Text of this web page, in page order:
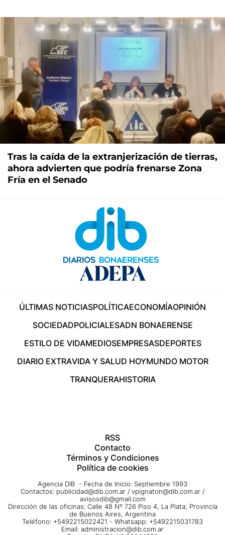
Tras la caída de la extranjerización de tierras,
ahora advierten que podría frenarse Zona
Fría en el Senado
ÚLTIMAS NOTICIASPOLÍTICAECONOMÍAOPINIÓN
SOCIEDADPOLICIALESADN BONAERENSE
ESTILO DE VIDAMEDIOSEMPRESASDEPORTES
DIARIO EXTRAVIDA Y SALUD HOYMUNDO MOTOR
TRANQUERAHISTORIA
RSS
Contacto
Términos y Condiciones
Política de cookies
Agencia DIB - Fecha de Inicio: Septiembre 1993
Contactos: publicidad@dib.com.ar / vpignaton@dib.com.ar /
avisosdib@gmail.com
Dirección de las oficinas: Calle 48 Nº 726 Piso 4, La Plata; Provincia
de Buenos Aires, Argentina
Teléfono: +5492215022421 - Whatsapp: +5492215031783
Email: administracion@dib.com.ar